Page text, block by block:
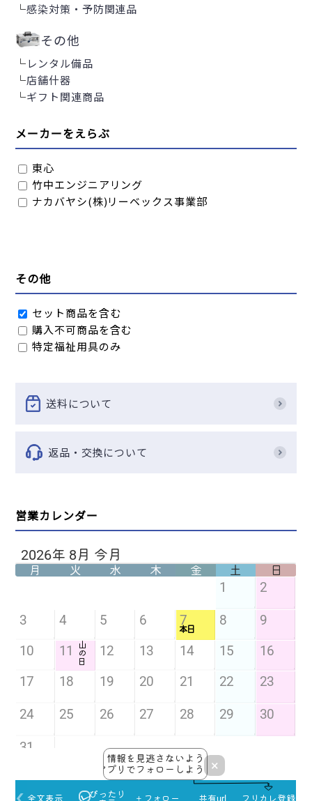
└感染対策・予防関連品
その他
└レンタル備品
└店舗什器
└ギフト関連商品
メーカーをえらぶ
東心
竹中エンジニアリング
ナカバヤシ(株)リーベックス事業部
その他
セット商品を含む
購入不可商品を含む
特定福祉用具のみ
送料について
返品・交換について
営業カレンダー